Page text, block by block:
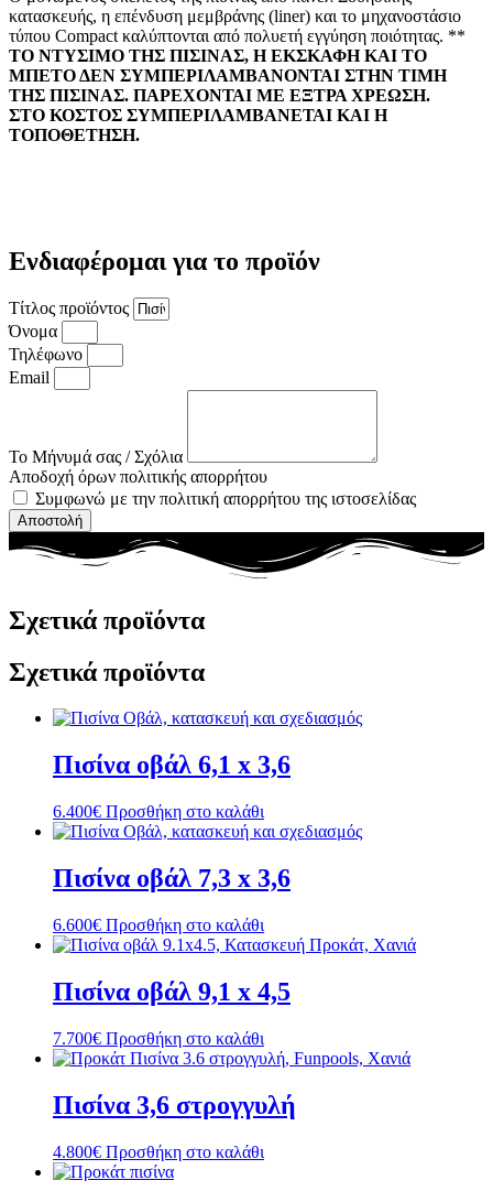
κατασκευής, η επένδυση μεμβράνης (liner) και το μηχανοστάσιο
τύπου Compact καλύπτονται από πολυετή εγγύηση ποιότητας. **
ΤΟ ΝΤΥΣΙΜΟ ΤΗΣ ΠΙΣΙΝΑΣ, Η ΕΚΣΚΑΦΗ ΚΑΙ ΤΟ
ΜΠΕΤΟ ΔΕΝ ΣΥΜΠΕΡΙΛΑΜΒΑΝΟΝΤΑΙ ΣΤΗΝ ΤΙΜΗ
ΤΗΣ ΠΙΣΙΝΑΣ. ΠΑΡΕΧΟΝΤΑΙ ΜΕ ΕΞΤΡΑ ΧΡΕΩΣΗ.
ΣΤΟ ΚΟΣΤΟΣ ΣΥΜΠΕΡΙΛΑΜΒΑΝΕΤΑΙ ΚΑΙ Η
ΤΟΠΟΘΕΤΗΣΗ.
Ενδιαφέρομαι για το προϊόν
Τίτλος προϊόντος
Όνομα
Τηλέφωνο
Email
Το Μήνυμά σας / Σχόλια
Αποδοχή όρων πολιτικής απορρήτου
Συμφωνώ με την πολιτική απορρήτου της ιστοσελίδας
Αποστολή
Σχετικά προϊόντα
Σχετικά προϊόντα
Πισίνα οβάλ 6,1 x 3,6
6.400€ Προσθήκη στο καλάθι
Πισίνα οβάλ 7,3 x 3,6
6.600€ Προσθήκη στο καλάθι
Πισίνα οβάλ 9,1 x 4,5
7.700€ Προσθήκη στο καλάθι
Πισίνα 3,6 στρογγυλή
4.800€ Προσθήκη στο καλάθι